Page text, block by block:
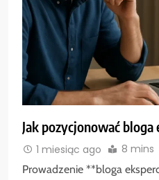
Jak pozycjonować bloga
1 miesiąc ago 8 mins
Prowadzenie **bloga